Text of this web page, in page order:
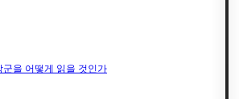
을 어떻게 읽을 것인가